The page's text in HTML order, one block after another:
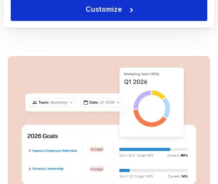
Customize
自定义周期、跟踪进展并实时调整，让整个员工队伍朝着相
同方向前进。